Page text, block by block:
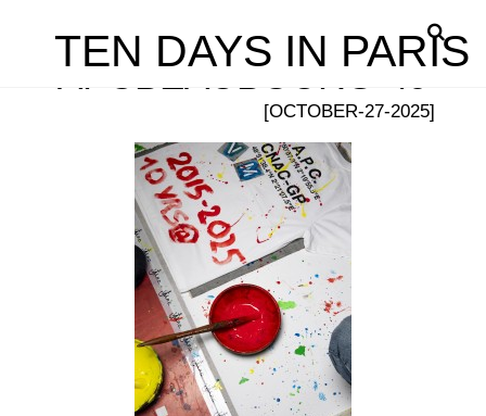
TEN DAYS IN PARIS
APCBEAUBOURG-49
[OCTOBER-27-2025]